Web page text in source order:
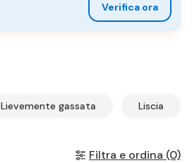
Verifica ora
Lievemente gassata Liscia
Filtra e ordina (0)